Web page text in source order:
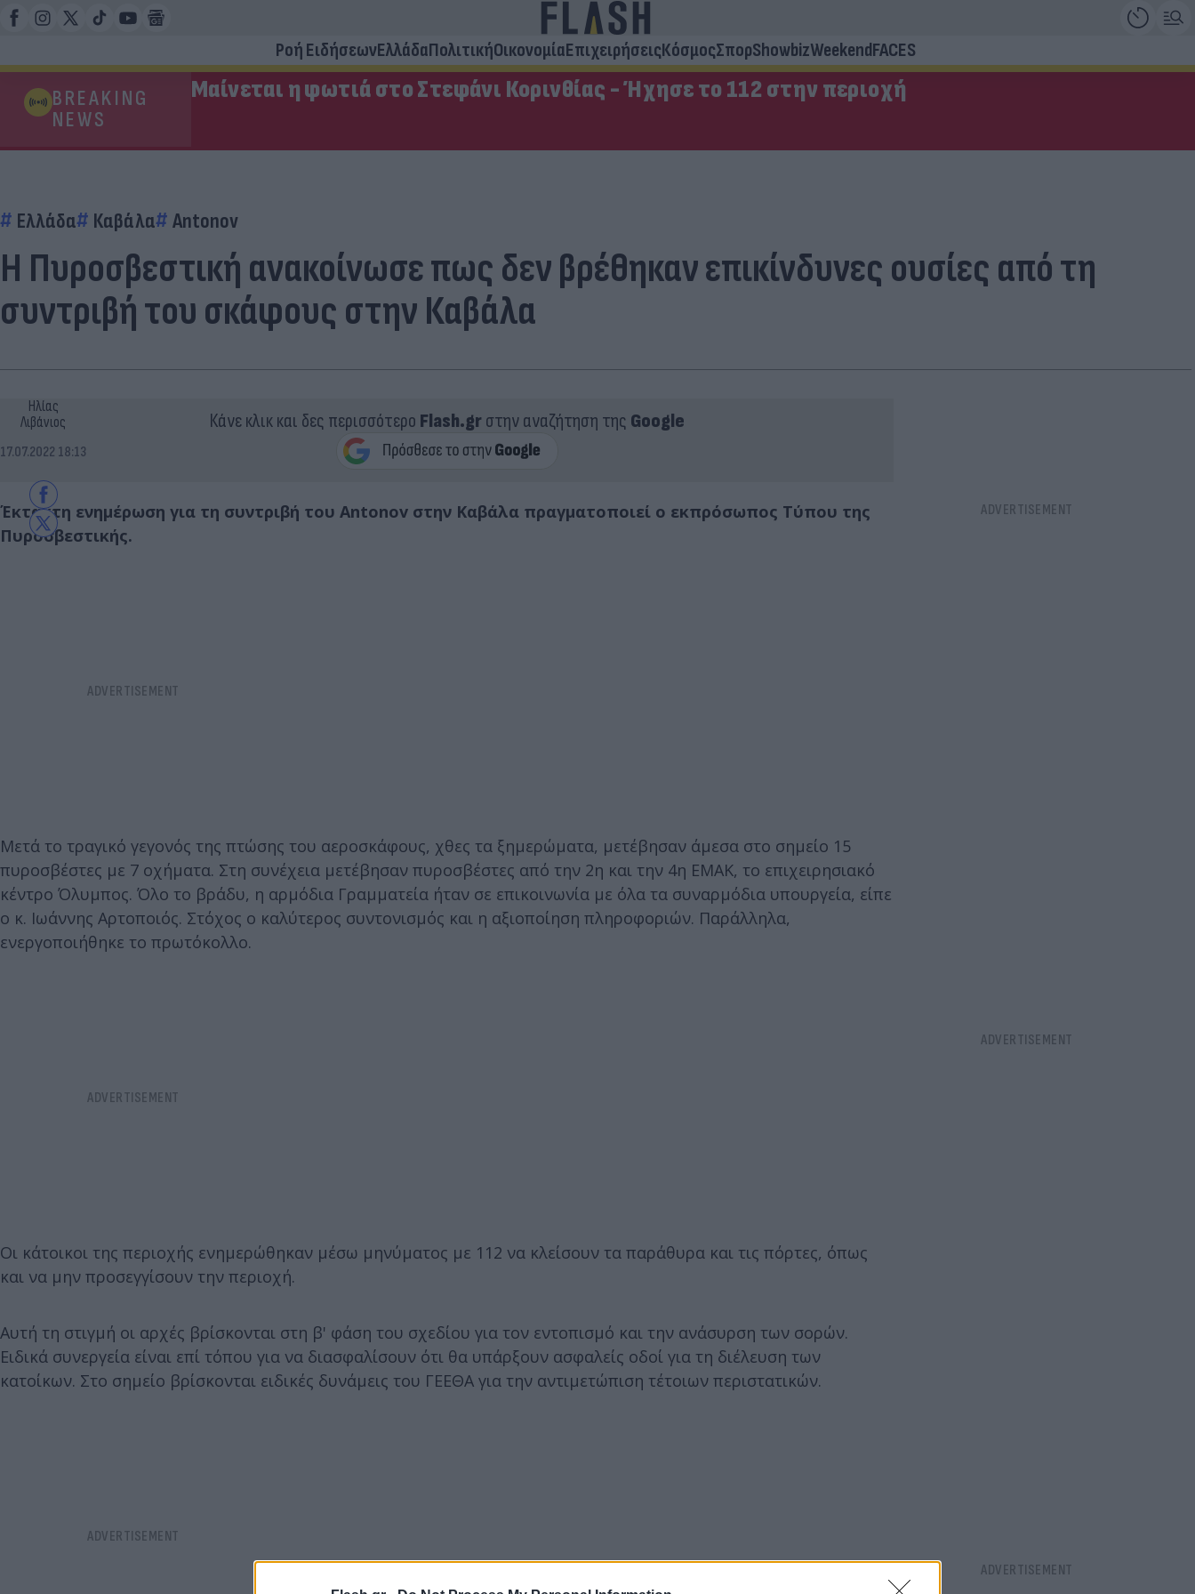
Ροή ΕιδήσεωνΕλλάδαΠολιτικήΟικονομίαΕπιχειρήσειςΚόσμοςΣπορShowbizWeekendFACES
BREAKING
NEWS
Μαίνεται η φωτιά στο Στεφάνι Κορινθίας - Ήχησε το 112 στην περιοχή
Ελλάδα Καβάλα Antonov
Η Πυροσβεστική ανακοίνωσε πως δεν βρέθηκαν επικίνδυνες ουσίες από τη
συντριβή του σκάφους στην Καβάλα
Ηλίας
Λιβάνιος
17.07.2022 18:13
Κάνε κλικ και δες περισσότερο Flash.grστην αναζήτηση της Google
Έκτακτη ενημέρωση για τη συντριβή του Antonov στην Καβάλα πραγματοποιεί ο εκπρόσωπος Τύπου της
Πυροσβεστικής.
Μετά το τραγικό γεγονός της πτώσης του αεροσκάφους, χθες τα ξημερώματα, μετέβησαν άμεσα στο σημείο 15
πυροσβέστες με 7 οχήματα. Στη συνέχεια μετέβησαν πυροσβέστες από την 2η και την 4η ΕΜΑΚ, το επιχειρησιακό
κέντρο Όλυμπος. Όλο το βράδυ, η αρμόδια Γραμματεία ήταν σε επικοινωνία με όλα τα συναρμόδια υπουργεία, είπε
ο κ. Ιωάννης Αρτοποιός. Στόχος ο καλύτερος συντονισμός και η αξιοποίηση πληροφοριών. Παράλληλα,
ενεργοποιήθηκε το πρωτόκολλο.
Οι κάτοικοι της περιοχής ενημερώθηκαν μέσω μηνύματος με 112 να κλείσουν τα παράθυρα και τις πόρτες, όπως
και να μην προσεγγίσουν την περιοχή.
Αυτή τη στιγμή οι αρχές βρίσκονται στη β' φάση του σχεδίου για τον εντοπισμό και την ανάσυρση των σορών.
Ειδικά συνεργεία είναι επί τόπου για να διασφαλίσουν ότι θα υπάρξουν ασφαλείς οδοί για τη διέλευση των
κατοίκων. Στο σημείο βρίσκονται ειδικές δυνάμεις του ΓΕΕΘΑ για την αντιμετώπιση τέτοιων περιστατικών.